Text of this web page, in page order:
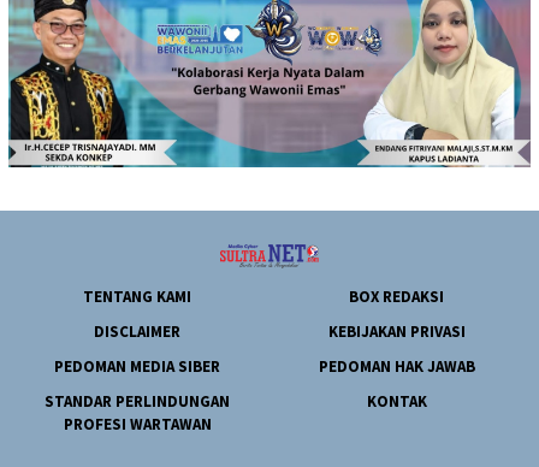
TENTANG KAMI
BOX REDAKSI
DISCLAIMER
KEBIJAKAN PRIVASI
PEDOMAN MEDIA SIBER
PEDOMAN HAK JAWAB
STANDAR PERLINDUNGAN
PROFESI WARTAWAN
KONTAK